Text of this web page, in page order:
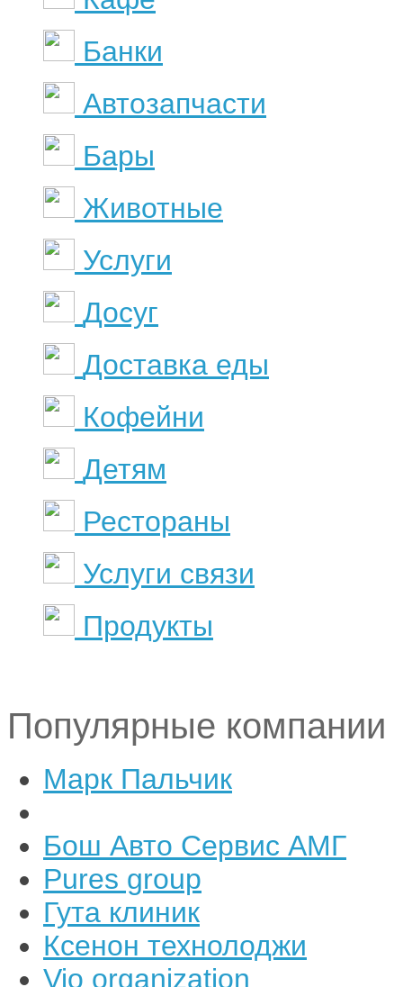
Банки
Автозапчасти
Бары
Животные
Услуги
Досуг
Доставка еды
Кофейни
Детям
Рестораны
Услуги связи
Продукты
Популярные компании
Марк Пальчик
Бош Авто Сервис АМГ
Pures group
Гута клиник
Ксенон технолоджи
Vio organization